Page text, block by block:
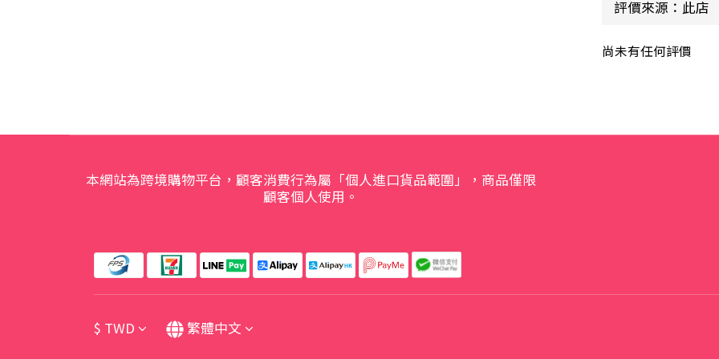
尚未有任何評價
本網站為跨境購物平台，顧客消費行為屬「個人進口貨品範圍」，商品僅限
顧客個人使用。
$ TWD 繁體中文